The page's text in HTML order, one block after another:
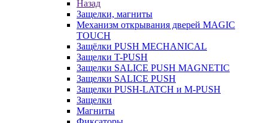
Назад
Защелки, магниты
Механизм открывания дверей MAGIC
TOUCH
Защёлки PUSH MECHANICAL
Защелки T-PUSH
Защелки SALICE PUSH MAGNETIC
Защелки SALICE PUSH
Защелки PUSH-LATCH и M-PUSH
Защелки
Магниты